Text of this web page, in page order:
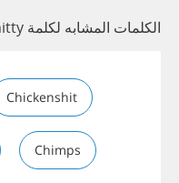
الكلمات المشابه لكلمة Chitty
Chickenshit
Chimps